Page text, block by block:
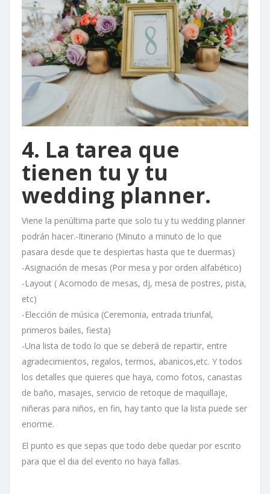
4. La tarea que
tienen tu y tu
wedding planner.
Viene la penúltima parte que solo tu y tu wedding planner
podrán hacer.-Itinerario (Minuto a minuto de lo que
pasara desde que te despiertas hasta que te duermas)
-Asignación de mesas (Por mesa y por orden alfabético)
-Layout ( Acomodo de mesas, dj, mesa de postres, pista,
etc)
-Elección de música (Ceremonia, entrada triunfal,
primeros bailes, fiesta)
-Una lista de todo lo que se deberá de repartir, entre
agradecimientos, regalos, termos, abanicos,etc. Y todos
los detalles que quieres que haya, como fotos, canastas
de baño, masajes, servicio de retoque de maquillaje,
niñeras para niños, en fin, hay tanto que la lista puede ser
enorme.
El punto es que sepas que todo debe quedar por escrito
para que el dia del evento no haya fallas.